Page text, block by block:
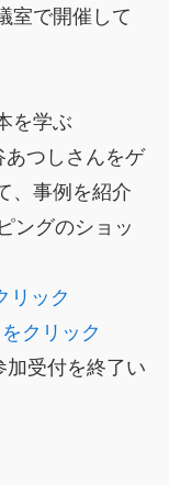
室で開催して
を学ぶ
あつしさんをゲ
、事例を紹介
ングのショッ
クリック
受付を終了い